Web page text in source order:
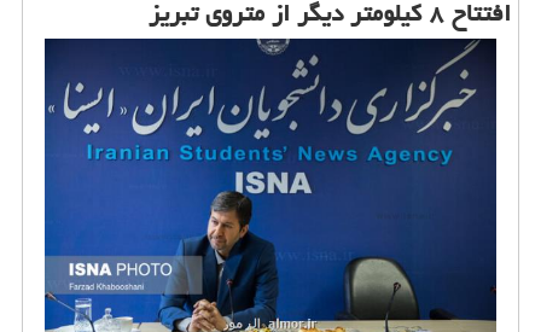
افتتاح ۸ كیلومتر دیگر از متروی تبریز